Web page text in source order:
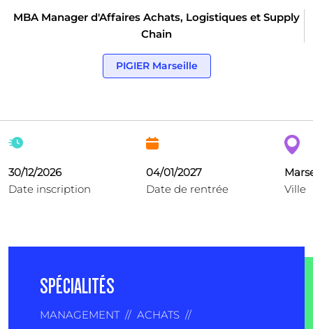
MBA Manager d'Affaires Achats, Logistiques et Supply
Chain
PIGIER Marseille
30/12/2026
Date inscription
04/01/2027
Date de rentrée
Ville
SPÉCIALITÉS
MANAGEMENT // ACHATS //